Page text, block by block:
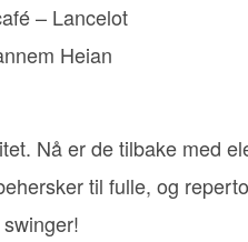
– Lancelot
Heian
Nå er de tilbake med
til fulle, og